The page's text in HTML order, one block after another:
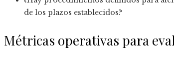
de los plazos establecidos?
Métricas operativas para